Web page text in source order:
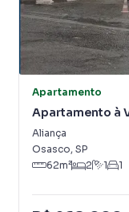
quem deseja
e infraestrutura
conhecer de perto
perfeito para você
Piratininga, em
Apartamento
Apartamento à
Aliança
Osasco, SP
62m² 2 1 1